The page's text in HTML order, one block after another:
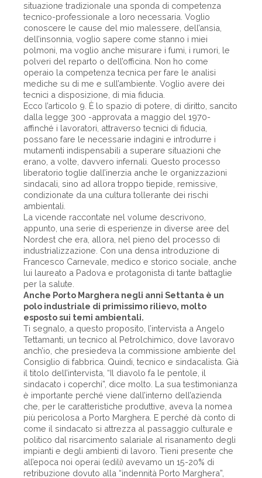
situazione tradizionale una sponda di competenza
tecnico-professionale a loro necessaria. Voglio
conoscere le cause del mio malessere, dell’ansia,
dell’insonnia, voglio sapere come stanno i miei
polmoni, ma voglio anche misurare i fumi, i rumori, le
polveri del reparto o dell’officina. Non ho come
operaio la competenza tecnica per fare le analisi
mediche su di me e sull’ambiente. Voglio avere dei
tecnici a disposizione, di mia fiducia.
Ecco l’articolo 9. È lo spazio di potere, di diritto, sancito
dalla legge 300 -approvata a maggio del 1970-
affinché i lavoratori, attraverso tecnici di fiducia,
possano fare le necessarie indagini e introdurre i
mutamenti indispensabili a superare situazioni che
erano, a volte, davvero infernali. Questo processo
liberatorio toglie dall’inerzia anche le organizzazioni
sindacali, sino ad allora troppo tiepide, remissive,
condizionate da una cultura tollerante dei rischi
ambientali.
La vicende raccontate nel volume descrivono,
appunto, una serie di esperienze in diverse aree del
Nordest che era, allora, nel pieno del processo di
industrializzazione. Con una densa introduzione di
Francesco Carnevale, medico e storico sociale, anche
lui laureato a Padova e protagonista di tante battaglie
per la salute.
Anche Porto Marghera negli anni Settanta è un
polo industriale di primissimo rilievo, molto
esposto sui temi ambientali.
Ti segnalo, a questo proposito, l’intervista a Angelo
Tettamanti, un tecnico al Petrolchimico, dove lavoravo
anch’io, che presiedeva la commissione ambiente del
Consiglio di fabbrica. Quindi, tecnico e sindacalista. Già
il titolo dell’intervista, “Il diavolo fa le pentole, il
sindacato i coperchi”, dice molto. La sua testimonianza
è importante perché viene dall’interno dell’azienda
che, per le caratteristiche produttive, aveva la nomea
più pericolosa a Porto Marghera. E perché dà conto di
come il sindacato si attrezza al passaggio culturale e
politico dal risarcimento salariale al risanamento degli
impianti e degli ambienti di lavoro. Tieni presente che
all’epoca noi operai (edili) avevamo un 15-20% di
retribuzione dovuto alla “indennità Porto Marghera”,